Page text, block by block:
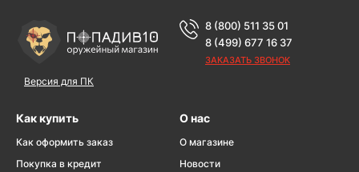
Версия для ПК
8 (800) 511 35 01
8 (499) 677 16 37
ЗАКАЗАТЬ ЗВОНОК
Как купить
Как оформить заказ
Покупка в кредит
О нас
О магазине
Новости